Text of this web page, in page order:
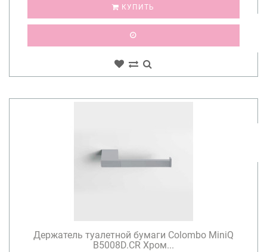
КУПИТЬ
Держатель туалетной бумаги Colombo MiniQ
B5008D.CR Хром...